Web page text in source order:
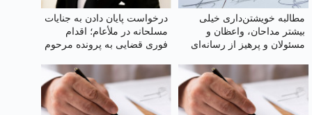
مطالبه خویشتن‌داری خیلی
بیشتر مداحان، واعظان و
مسئولان و پرهیز از رسانه‌ای
آستانه تحمل نقدپذیری
مسئولان
درخواست پایان دادن به جنایات
مسلحانه در ملأعام؛ اقدام
فوری قضایی به پرونده مرحوم